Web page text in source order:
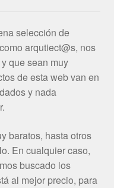
selección de
arqutiect@s, nos
que sean muy
de esta web van en
y nada
baratos, hasta otros
En cualquier caso,
buscado los
al mejor precio, para